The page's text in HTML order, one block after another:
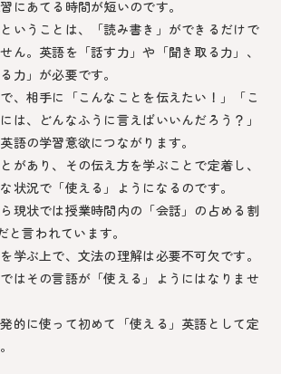
にあてる時間が短いのです。
いうことは、「読み書き」ができるだけで
ん。英語を「話す力」や「聞き取る力」、
力」が必要です。
、相手に「こんなことを伝えたい！」「こ
は、どんなふうに言えばいいんだろう？」
語の学習意欲につながります。
があり、その伝え方を学ぶことで定着し、
状況で「使える」ようになるのです。
現状では授業時間内の「会話」の占める割
と言われています。
学ぶ上で、文法の理解は必要不可欠です。
はその言語が「使える」ようにはなりませ
発的に使って初めて「使える」英語として定